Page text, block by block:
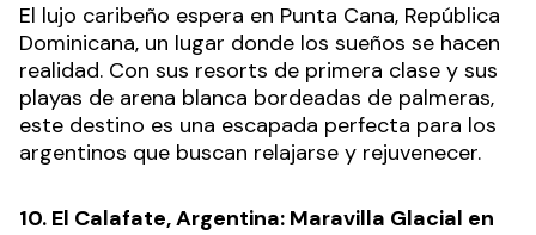
El lujo caribeño espera en Punta Cana, República
Dominicana, un lugar donde los sueños se hacen
realidad. Con sus resorts de primera clase y sus
playas de arena blanca bordeadas de palmeras,
este destino es una escapada perfecta para los
argentinos que buscan relajarse y rejuvenecer.
10. El Calafate, Argentina: Maravilla Glacial en